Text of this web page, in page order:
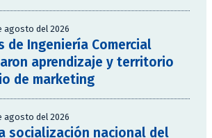
agosto del 2026
de Ingeniería Comercial
aprendizaje y territorio
de marketing
agosto del 2026
socialización nacional del